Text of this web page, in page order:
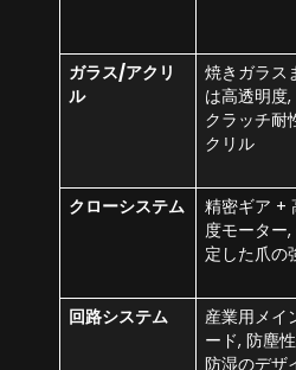
ガラス/アクリ
ル
焼きガラス
は高透明度,
クラッチ耐
クリル
クローシステム
精密ギア +
度モーター,
定した爪の
回路システム
産業用メイ
ード, 防塵
防湿のデザ